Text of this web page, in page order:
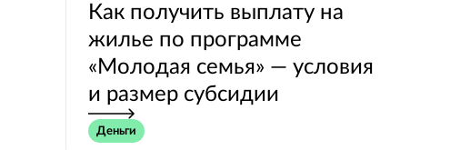
Как получить выплату на
жилье по программе
«Молодая семья» — условия
и размер субсидии
Деньги